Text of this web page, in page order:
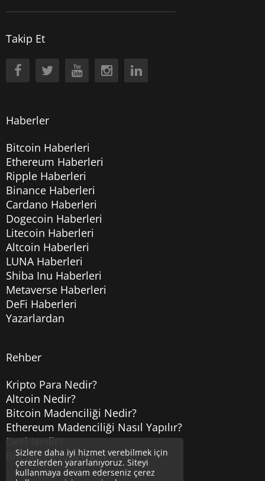
Takip Et
Haberler
Bitcoin Haberleri
Ethereum Haberleri
Ripple Haberleri
Binance Haberleri
Cardano Haberleri
Dogecoin Haberleri
Litecoin Haberleri
Altcoin Haberleri
LUNA Haberleri
Shiba Inu Haberleri
Metaverse Haberleri
DeFi Haberleri
Yazarlardan
Rehber
Kripto Para Nedir?
Altcoin Nedir?
Bitcoin Madenciliği Nedir?
Ethereum Madenciliği Nasıl Yapılır?
DeFi Nedir?
Bitcoin Hesabı Nasıl Açılır?
Sizlere daha iyi hizmet verebilmek için
çerezlerden yararlanıyoruz. Siteyi
kullanmaya devam ederseniz çerez